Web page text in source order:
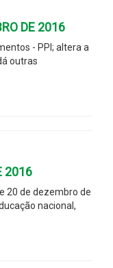
DE 2016
- PPI; altera a
outras
2016
20 de dezembro de
nacional,